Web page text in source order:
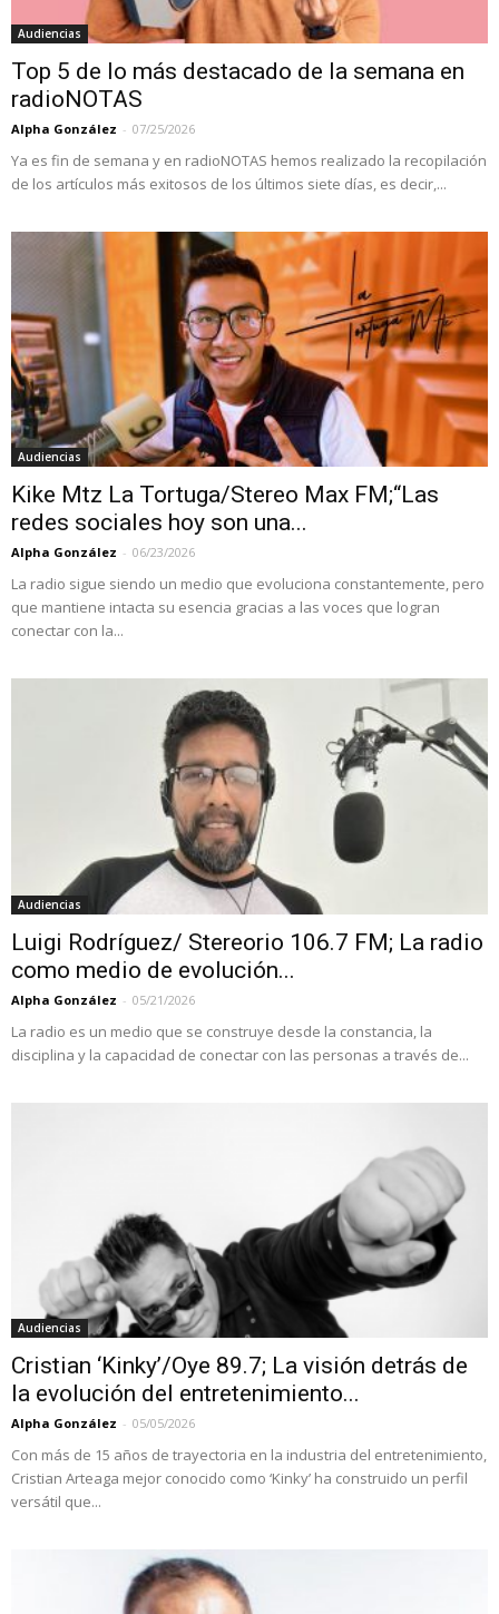
Audiencias
Top 5 de lo más destacado de la semana en
radioNOTAS
Alpha González - 07/25/2026
Ya es fin de semana y en radioNOTAS hemos realizado la recopilación
de los artículos más exitosos de los últimos siete días, es decir,...
Audiencias
Kike Mtz La Tortuga/Stereo Max FM;“Las
redes sociales hoy son una...
Alpha González - 06/23/2026
La radio sigue siendo un medio que evoluciona constantemente, pero
que mantiene intacta su esencia gracias a las voces que logran
conectar con la...
Audiencias
Luigi Rodríguez/ Stereorio 106.7 FM; La radio
como medio de evolución...
Alpha González - 05/21/2026
La radio es un medio que se construye desde la constancia, la
disciplina y la capacidad de conectar con las personas a través de...
Audiencias
Cristian ‘Kinky’/Oye 89.7; La visión detrás de
la evolución del entretenimiento...
Alpha González - 05/05/2026
Con más de 15 años de trayectoria en la industria del entretenimiento,
Cristian Arteaga mejor conocido como ‘Kinky’ ha construido un perfil
versátil que...